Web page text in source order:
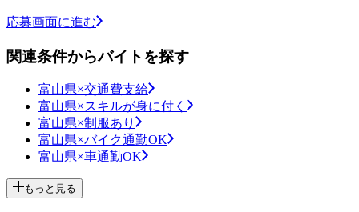
応募画面に進む
関連条件からバイトを探す
富山県×交通費支給
富山県×スキルが身に付く
富山県×制服あり
富山県×バイク通勤OK
富山県×車通勤OK
もっと見る